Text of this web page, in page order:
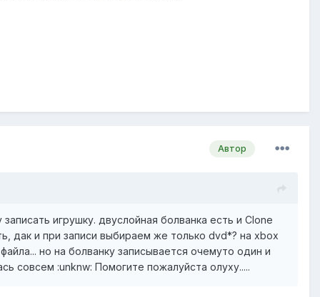
Автор
игрушку. двуслойная болванка есть и Clone
дак и при записи выбираем же только dvd*? на xbox
но на болванку записывается очемуто один и
совсем :unknw: Помогите пожалуйста олуху.....